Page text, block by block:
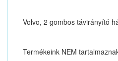
Volvo, 2 gombos távirányító
Termékeink NEM